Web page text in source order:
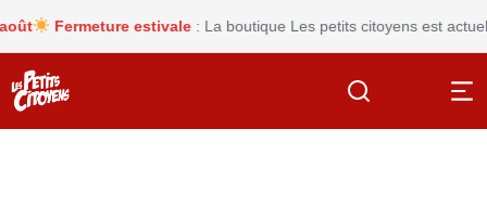
Fermeture estivale: La boutique Les petits citoyens est